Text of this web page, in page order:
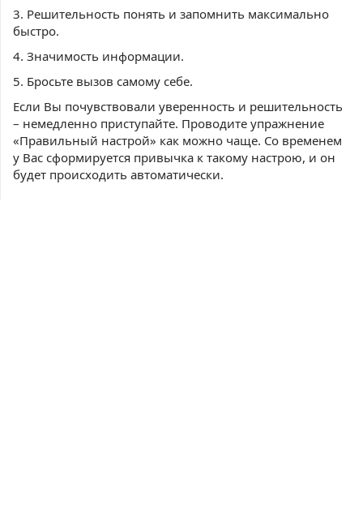
3. Решительность понять и запомнить максимально
быстро.
4. Значимость информации.
5. Бросьте вызов самому себе.
Если Вы почувствовали уверенность и решительность
– немедленно приступайте. Проводите упражнение
«Правильный настрой» как можно чаще. Со временем
у Вас сформируется привычка к такому настрою, и он
будет происходить автоматически.